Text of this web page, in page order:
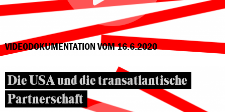
VIDEODOKUMENTATION VOM 16.6.2020
Die USA und die transatlantische
Partnerschaft